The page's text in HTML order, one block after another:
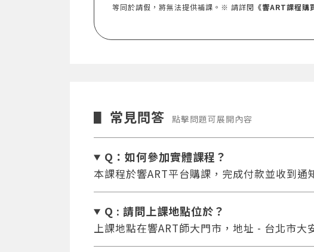
等同於請假，將無法提供補課。※ 請詳閱 《響ART課程購
▋ 常見問答 點擊問題可展開內容
Q：如何參加實體課程？
本課程於響ART平台購課，完成付款並收到
Q : 請問上課地點位於？
上課地點在響ART師大門市，地址 - 台北市大